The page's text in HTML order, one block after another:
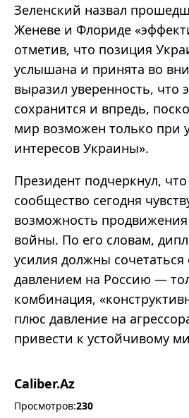
Зеленский назвал
Женеве и Флориде
отметив, что позиция
услышана и принята во
выразил уверенность, что
сохранится и впредь,
мир возможен только при
интересов Украины».
Президент подчеркнул,
сообщество сегодня
возможность
войны. По его словам,
усилия должны
давлением на Россию —
комбинация,
плюс давление на
привести к устойчивому
Caliber.Az
Просмотров:230